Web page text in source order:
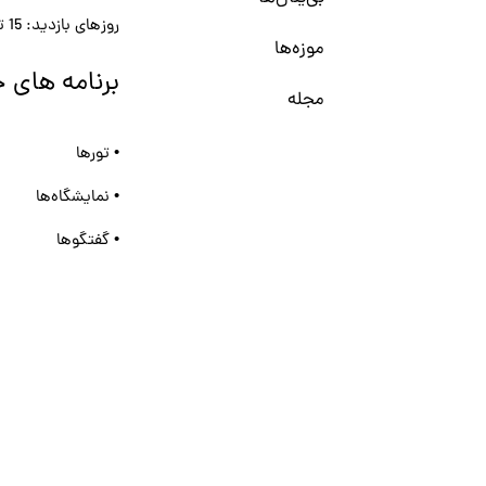
موزه‌ها
مجله
روزهای بازدید: 15 تا 17 نوامبر
برنامه های
• تورها
• نمایشگاه‌ها
• گفتگوها